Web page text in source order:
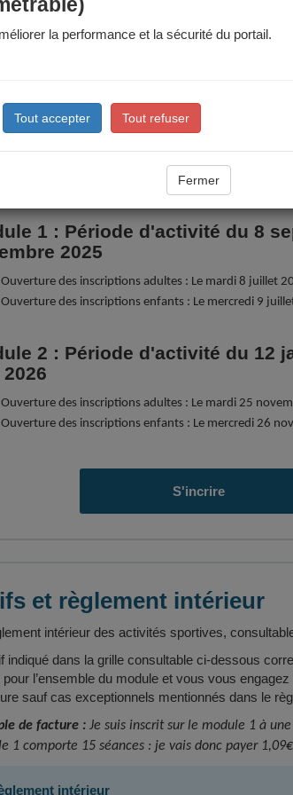
du 06/07 au 10/07 et du 17/08 au 21/08)
juin sur le Portail Famille et en Maison des
d'inscription et de radiation : le mercredi qui
les informations utiles dans les "documents à
1 : Période d'activité du 8
2025
Ouverture des inscriptions adultes : Le mardi 8 juillet
Ouverture des inscriptions enfants : Le mercredi 9
2 : Période d'activité du 12
Ouverture des inscriptions adultes : Le mardi 25
Ouverture des inscriptions enfants : Le mercredi 26
S'incrire
et règlement intérieur
intérieur des activités sportives,
indiqué dans la grille consultable ci-dessous
pour l’ensemble du module et vous vous
sauf cas exceptionnels mentionnés dans le
de facture :Je suis inscrit sur le module 1 à
1 comporte 15 séances : je vais donc payer
intérieur
la performance et la sécurité du portail.
Tout accepter Tout refuser
Fermer